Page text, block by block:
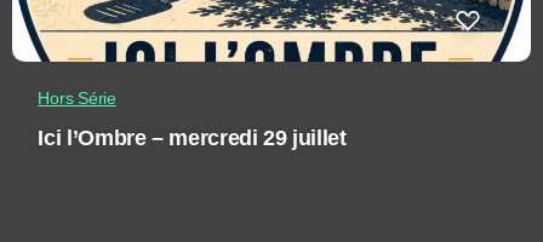
Hors Série
Ici l’Ombre – mercredi 29 juillet